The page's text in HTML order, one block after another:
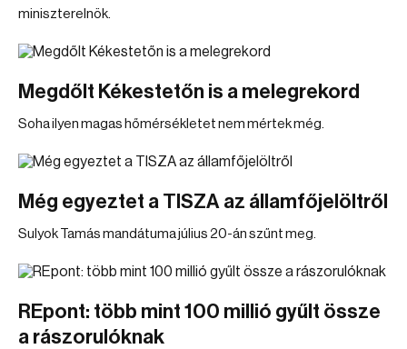
miniszterelnök.
Megdőlt Kékestetőn is a melegrekord
Soha ilyen magas hőmérsékletet nem mértek még.
Még egyeztet a TISZA az államfőjelöltről
Sulyok Tamás mandátuma július 20-án szűnt meg.
REpont: több mint 100 millió gyűlt össze
a rászorulóknak